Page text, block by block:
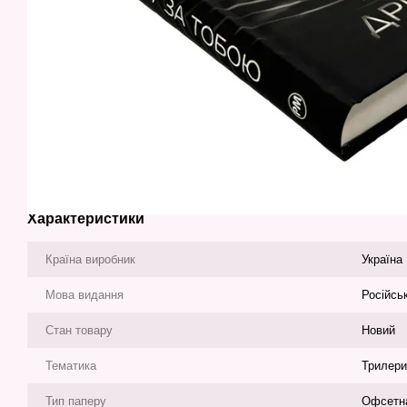
Характеристики
Країна виробник Україна
Мова видання
Стан товару Новий
Тематика Трилери
Тип паперу